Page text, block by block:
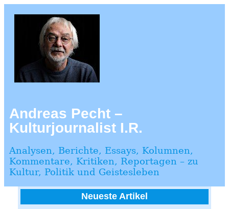
springen
Andreas Pecht –
Kulturjournalist I.R.
Analysen, Berichte, Essays, Kolumnen,
Kommentare, Kritiken, Reportagen – zu
Kultur, Politik und Geistesleben
Neueste Artikel